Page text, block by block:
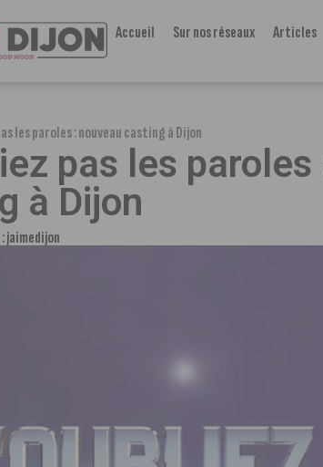
Accueil Sur nos réseaux Articles
les paroles : nouveau casting à Dijon
pas les
à Dijon
jaimedijon